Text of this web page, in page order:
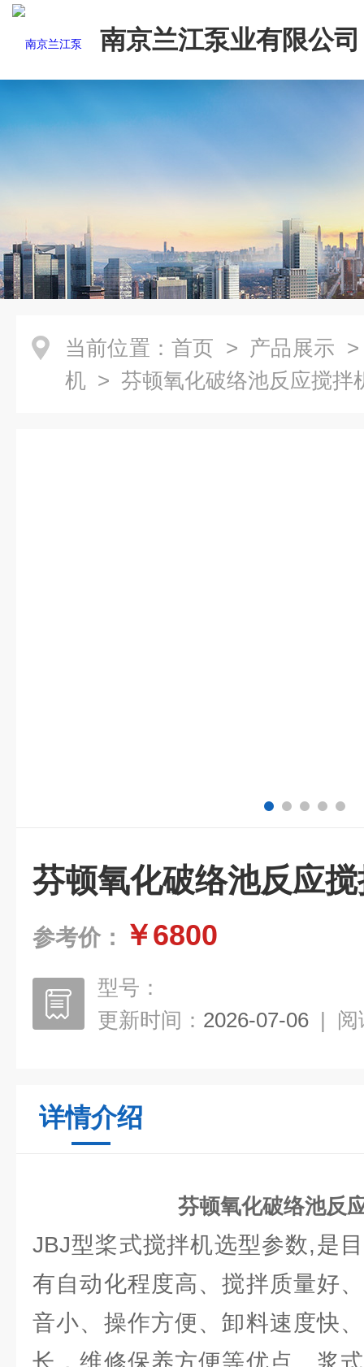
南京兰江泵业有限公司
当前位置： 首页 > 产品展示
机 > 芬顿氧化破络池反应搅拌
芬顿氧化破络池反应
参考价： ￥6800
型号：
更新时间： 2026-07-06 | 阅
详情介绍
芬顿氧化破络池反
JBJ型桨式搅拌机选型参数,是
有自动化程度高、搅拌质量好
音小、操作方便、卸料速度快
长，维修保养方便等优点。浆